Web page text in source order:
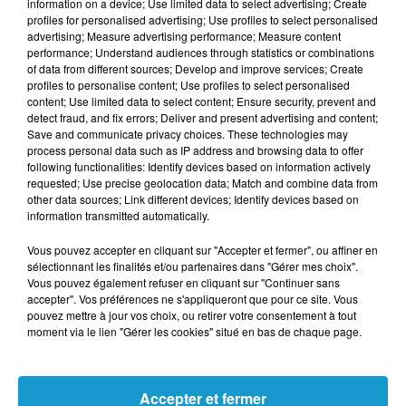
Le vote reste fragile. Le Conseil
constitutionnel pourrait censurer cette
mesure, estimant qu’elle n’a pas de lien
direct avec le texte global examiné. En
parallèle, les municipalités attendent la
version définitive pour savoir jusqu’où elles
pourront aller. À Paris, la mairie estime déjà
possible de maintenir des restrictions locales,
à quelques semaines des élections
municipales du 15 mars.
Pour le Rassemblement national, une partie
de la droite et La France insoumise, les ZFE
instaurent une “ségrégation sociale”,
profiles for personalised advertising; Use profiles to select personalised
advertising; Measure advertising performance; Measure content
performance; Understand audiences through statistics or combinations
of data from different sources; Develop and improve services; Create
profiles to personalise content; Use profiles to select personalised
content; Use limited data to select content; Ensure security, prevent and
detect fraud, and fix errors; Deliver and present advertising and content;
Save and communicate privacy choices. These technologies may
process personal data such as IP address and browsing data to offer
following functionalities: Identify devices based on information actively
requested; Use precise geolocation data; Match and combine data from
other data sources; Link different devices; Identify devices based on
information transmitted automatically.
Vous pouvez accepter en cliquant sur "Accepter et fermer", ou affiner en
sélectionnant les finalités et/ou partenaires dans "Gérer mes choix".
Vous pouvez également refuser en cliquant sur "Continuer sans
accepter". Vos préférences ne s'appliqueront que pour ce site. Vous
pouvez mettre à jour vos choix, ou retirer votre consentement à tout
moment via le lien "Gérer les cookies" situé en bas de chaque page.
Accepter et fermer